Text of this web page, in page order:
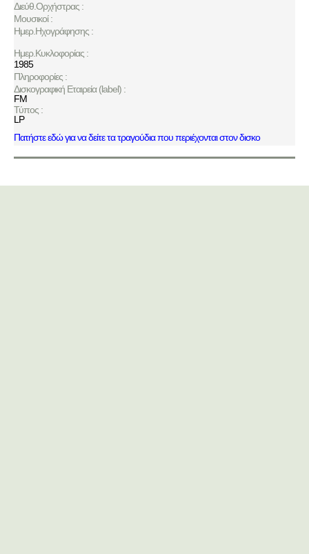
Διεύθ.Ορχήστρας :
Μουσικοί :
Ημερ.Ηχογράφησης :
Ημερ.Κυκλοφορίας :
1985
Πληροφορίες :
Δισκογραφική Εταιρεία (label) :
FM
Τύπος :
LP
Πατήστε εδώ για να δείτε τα τραγούδια που περιέχονται στον δισκο